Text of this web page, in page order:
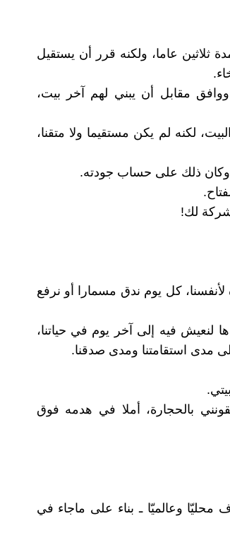
عاما، ولكنه قرر أن يستقيل
مقابل أن يبني لهم آخر بيت،
لكنه لم يكن مستقيما ولا متقنا،
وكان ذلك على حساب جودته.
لك!
لأنفسنا، كل يوم ندق مسمارا أو نرفع
لنعيش فيه إلى آخر يوم في حياتنا،
مدى استقامتنا ومدى صدقنا.
بالحجارة، أملا في هدمه فوق
وعالميّا ـ بناء على ماجاء في